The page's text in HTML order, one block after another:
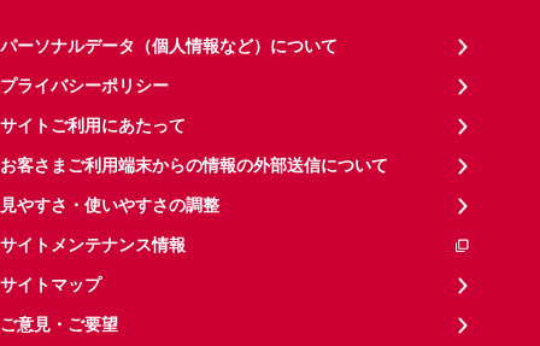
パーソナルデータ（個人情報など）について
プライバシーポリシー
サイトご利用にあたって
お客さまご利用端末からの情報の外部送信について
見やすさ・使いやすさの調整
サイトメンテナンス情報
サイトマップ
ご意見・ご要望